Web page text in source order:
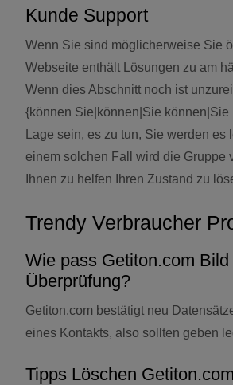
Kunde Support
Wenn Sie sind möglicherweise Sie
Webseite enthält Lösungen zu am
Wenn dies Abschnitt noch ist
{können Sie|können|Sie können|Sie
Lage sein, es zu tun, Sie werden es
einem solchen Fall wird die Gruppe
Ihnen zu helfen Ihren Zustand zu
Trendy Verbraucher
Wie pass Getiton.com Bild
Überprüfung?
Getiton.com bestätigt neu
eines Kontakts, also sollten geben
Tipps Löschen